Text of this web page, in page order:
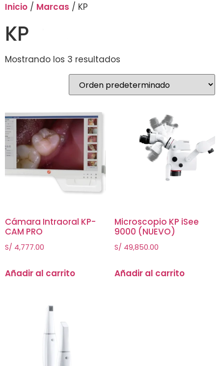
Inicio / Marcas / KP
KP
Mostrando los 3 resultados
Cámara Intraoral KP-
CAM PRO
S/ 4,777.00
Añadir al carrito
Microscopio KP iSee
9000 (NUEVO)
S/ 49,850.00
Añadir al carrito